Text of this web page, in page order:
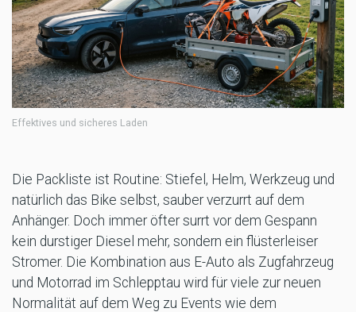
Effektives und sicheres Laden
Die Packliste ist Routine: Stiefel, Helm, Werkzeug und
natürlich das Bike selbst, sauber verzurrt auf dem
Anhänger. Doch immer öfter surrt vor dem Gespann
kein durstiger Diesel mehr, sondern ein flüsterleiser
Stromer. Die Kombination aus E-Auto als Zugfahrzeug
und Motorrad im Schlepptau wird für viele zur neuen
Normalität auf dem Weg zu Events wie dem